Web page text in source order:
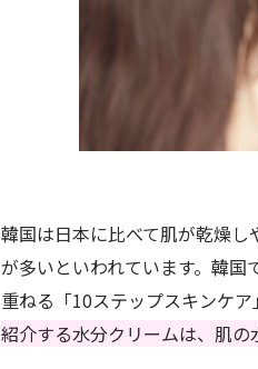
韓国は日本に比べて肌が乾燥
が多いといわれています。韓
重ねる「10ステップスキンケ
紹介する水分クリームは、肌の